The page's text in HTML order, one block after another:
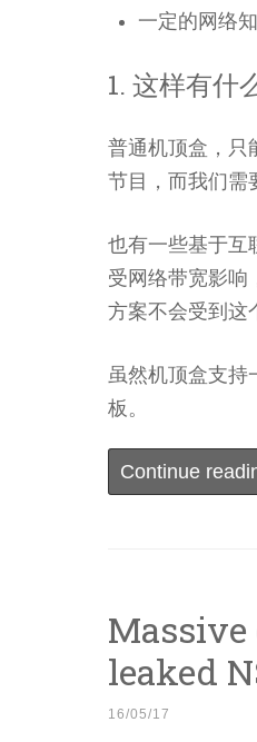
一定的网络
1. 这样有什
普通机顶盒，只
节目，而我们需
也有一些基于互
受网络带宽影响
方案不会受到这
虽然机顶盒支持
板。
Continue
leaked
16/05/17